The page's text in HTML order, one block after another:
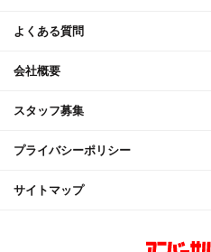
2020年5月
2020年4月
2020年3月
よくある質問
会社概要
スタッフ募集
プライバシーポリシー
サイトマップ